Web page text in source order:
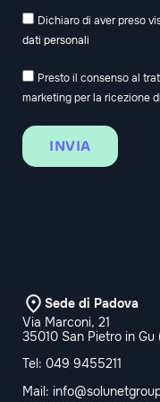
Dichiaro di aver preso
dati personali
Presto il consenso al
marketing per la ricezione
INVIA
Sede di Padova
Via Marconi, 21
35010 San Pietro in Gu
Tel: 049 9455211
Mail: